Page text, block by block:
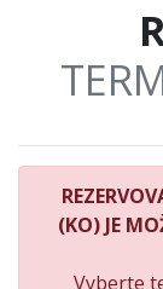
(KO) JE
Vyberte